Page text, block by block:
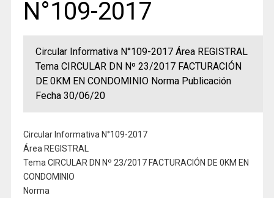
N°109-2017
Circular Informativa N°109-2017 Área REGISTRAL
Tema CIRCULAR DN Nº 23/2017 FACTURACIÓN
DE 0KM EN CONDOMINIO Norma Publicación
Fecha 30/06/20
Circular Informativa N°109-2017
Área REGISTRAL
Tema CIRCULAR DN Nº 23/2017 FACTURACIÓN DE 0KM EN
CONDOMINIO
Norma